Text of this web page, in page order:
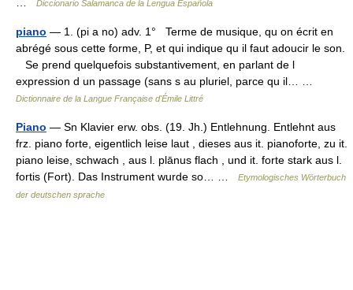
Diccionario Salamanca de la Lengua Española
piano — 1. (pi a no) adv. 1° Terme de musique, qu on écrit en
abrégé sous cette forme, P, et qui indique qu il faut adoucir le son.
Se prend quelquefois substantivement, en parlant de l
expression d un passage (sans s au pluriel, parce qu il… …
Dictionnaire de la Langue Française d'Émile Littré
Piano — Sn Klavier erw. obs. (19. Jh.) Entlehnung. Entlehnt aus
frz. piano forte, eigentlich leise laut , dieses aus it. pianoforte, zu it.
piano leise, schwach , aus l. plānus flach , und it. forte stark aus l.
fortis (Fort). Das Instrument wurde so… …
Etymologisches Wörterbuch
der deutschen sprache